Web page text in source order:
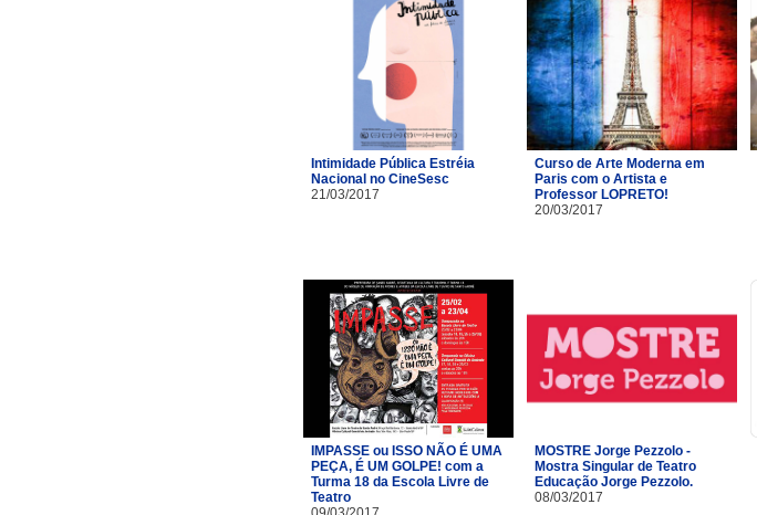
Intimidade Pública Estréia
Nacional no CineSesc
21/03/2017
Curso de Arte Moderna em
Paris com o Artista e
Professor LOPRETO!
20/03/2017
IMPASSE ou ISSO NÃO É UMA
PEÇA, É UM GOLPE! com a
Turma 18 da Escola Livre de
Teatro​
MOSTRE Jorge Pezzolo -
Mostra Singular de Teatro
Educação Jorge Pezzolo.
08/03/2017